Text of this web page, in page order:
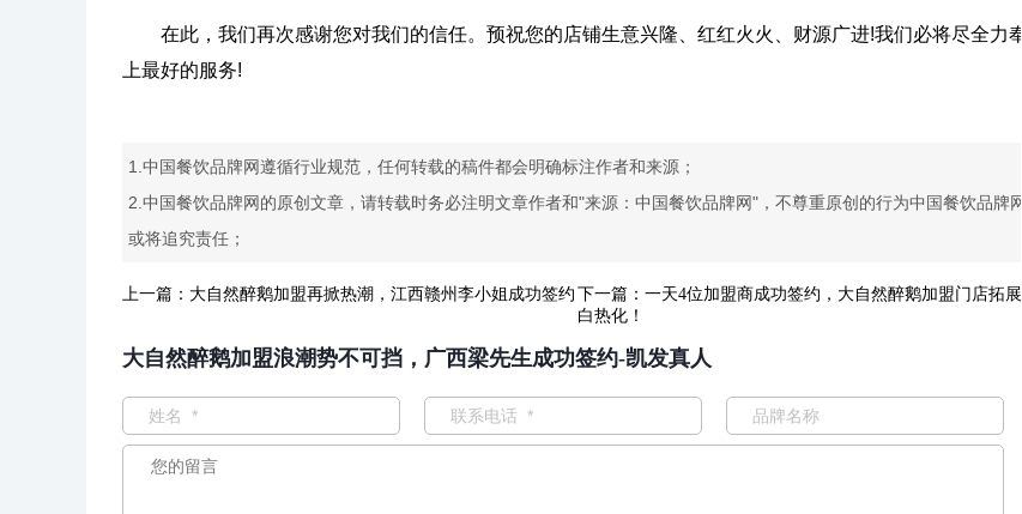
在此，我们再次感谢您对我们的信任。预祝您的店铺生意兴隆、红红火火、财源广进!我们必将尽全力奉
上最好的服务!
1.中国餐饮品牌网遵循行业规范，任何转载的稿件都会明确标注作者和来源；
2.中国餐饮品牌网的原创文章，请转载时务必注明文章作者和"来源：中国餐饮品牌网"，不尊重原创的行为中国餐饮品牌网
或将追究责任；
上一篇： 大自然醉鹅加盟再掀热潮，江西赣州李小姐成功签约 下一篇： 一天4位加盟商成功签约，大自然醉鹅加盟门店拓展
白热化！
大自然醉鹅加盟浪潮势不可挡，广西梁先生成功签约-凯发真人